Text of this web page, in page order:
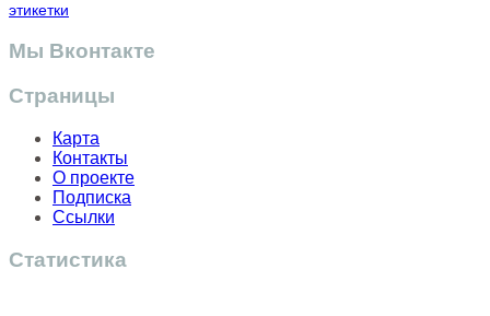
этикетки
Мы Вконтакте
Страницы
Карта
Контакты
О проекте
Подписка
Ссылки
Статистика